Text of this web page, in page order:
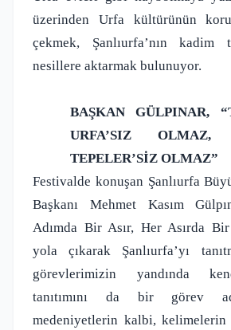
üzerinden Urfa kültürünün
çekmek, Şanlıurfa’nın kadim
nesillere aktarmak bulunuyor.
BAŞKAN GÜLPINAR,
URFA’SIZ
TEPELER’SİZ OLMAZ”
Festivalde konuşan Şanlıurfa
Başkanı Mehmet Kasım
Adımda Bir Asır, Her Asırda Bir
yola çıkarak Şanlıurfa’yı
görevlerimizin yandında
tanıtımını da bir görev
medeniyetlerin kalbi,